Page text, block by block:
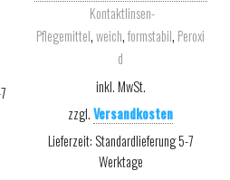
Kontaktlinsen-
Pflegemittel, weich, formstabil, Peroxi
d
inkl. MwSt.
zzgl.Versandkosten
Lieferzeit: Standardlieferung 5-7
Werktage